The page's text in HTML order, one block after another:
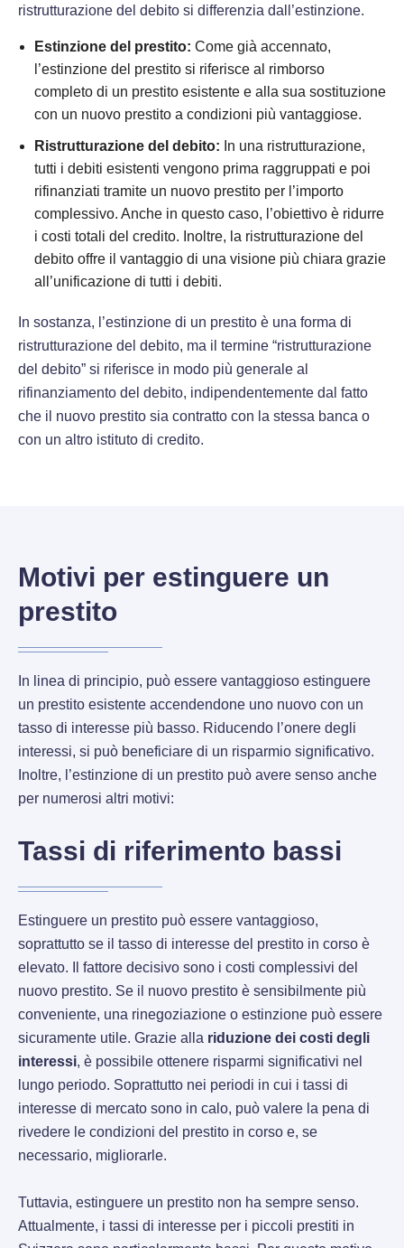
ristrutturazione del debito si differenzia dall’estinzione.
Estinzione del prestito: Come già accennato,
l’estinzione del prestito si riferisce al rimborso
completo di un prestito esistente e alla sua sostituzione
con un nuovo prestito a condizioni più vantaggiose.
Ristrutturazione del debito: In una ristrutturazione,
tutti i debiti esistenti vengono prima raggruppati e poi
rifinanziati tramite un nuovo prestito per l’importo
complessivo. Anche in questo caso, l’obiettivo è ridurre
i costi totali del credito. Inoltre, la ristrutturazione del
debito offre il vantaggio di una visione più chiara grazie
all’unificazione di tutti i debiti.
In sostanza, l’estinzione di un prestito è una forma di
ristrutturazione del debito, ma il termine “ristrutturazione
del debito” si riferisce in modo più generale al
rifinanziamento del debito, indipendentemente dal fatto
che il nuovo prestito sia contratto con la stessa banca o
con un altro istituto di credito.
Motivi per estinguere un
prestito
In linea di principio, può essere vantaggioso estinguere
un prestito esistente accendendone uno nuovo con un
tasso di interesse più basso. Riducendo l’onere degli
interessi, si può beneficiare di un risparmio significativo.
Inoltre, l’estinzione di un prestito può avere senso anche
per numerosi altri motivi:
Tassi di riferimento bassi
Estinguere un prestito può essere vantaggioso,
soprattutto se il tasso di interesse del prestito in corso è
elevato. Il fattore decisivo sono i costi complessivi del
nuovo prestito. Se il nuovo prestito è sensibilmente più
conveniente, una rinegoziazione o estinzione può essere
sicuramente utile. Grazie alla riduzione dei costi degli
interessi, è possibile ottenere risparmi significativi nel
lungo periodo. Soprattutto nei periodi in cui i tassi di
interesse di mercato sono in calo, può valere la pena di
rivedere le condizioni del prestito in corso e, se
necessario, migliorarle.
Tuttavia, estinguere un prestito non ha sempre senso.
Attualmente, i tassi di interesse per i piccoli prestiti in